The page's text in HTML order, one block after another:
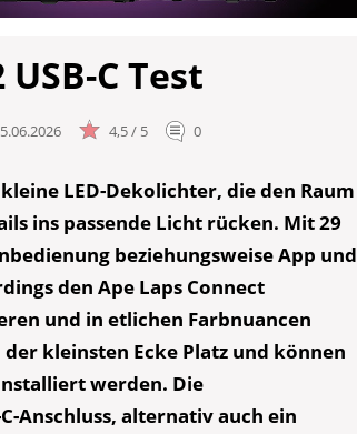
C Test
4,5 / 5 0
LED-Dekolichter, die den Raum
ins passende Licht rücken. Mit 29
beziehungsweise App und
den Ape Laps Connect
und in etlichen Farbnuancen
kleinsten Ecke Platz und können
werden. Die
Anschluss, alternativ auch ein